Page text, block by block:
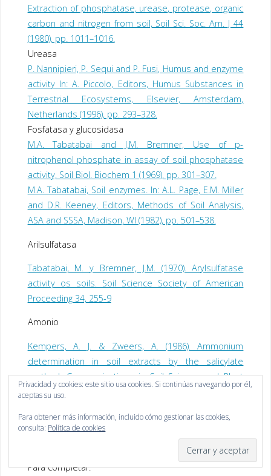
Extraction of phosphatase, urease, protease, organic
carbon and nitrogen from soil, Soil Sci. Soc. Am. J 44
(1980), pp. 1011–1016.
Ureasa
P. Nannipieri, P. Sequi and P. Fusi, Humus and enzyme
activity In: A. Piccolo, Editors, Humus Substances in
Terrestrial Ecosystems, Elsevier, Amsterdam,
Netherlands (1996), pp. 293–328.
Fosfatasa y glucosidasa
M.A. Tabatabai and J.M. Bremner, Use of p-
nitrophenol phosphate in assay of soil phosphatase
activity, Soil Biol. Biochem 1 (1969), pp. 301–307.
M.A. Tabatabai, Soil enzymes. In: A.L. Page, E.M. Miller
and D.R. Keeney, Editors, Methods of Soil Analysis,
ASA and SSSA, Madison, WI (1982), pp. 501–538.
Arilsulfatasa
Tabatabai, M. y Bremner, J.M. (1970). Arylsulfatase
activity os soils. Soil Science Society of American
Proceeding 34, 255-9
Amonio
Kempers, A. J. & Zweers, A. (1986). Ammonium
determination in soil extracts by the salicylate
method. Communications in Soil Science and Plant
Analysis., 17, 715-723.
Determination of total ammonium nitrogen in pig and
cattle slurry: sample preparation and analysis. Acta
Agric. Scand. Sect. B, Soil Plant Science., 42, 146-151.
Para completar:
Privacidad y cookies: este sitio usa cookies. Si continúas navegando por él,
aceptas su uso.
Para obtener más información, incluido cómo gestionar las cookies,
consulta: Política de cookies